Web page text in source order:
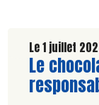
Le 1 juillet
Lire la
Le